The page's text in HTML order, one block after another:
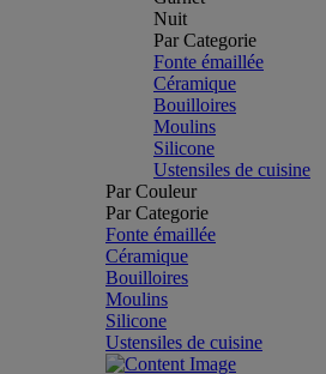
Nuit
Par Categorie
Fonte émaillée
Céramique
Bouilloires
Moulins
Silicone
Ustensiles de cuisine
Par Couleur
Par Categorie
Fonte émaillée
Céramique
Bouilloires
Moulins
Silicone
Ustensiles de cuisine